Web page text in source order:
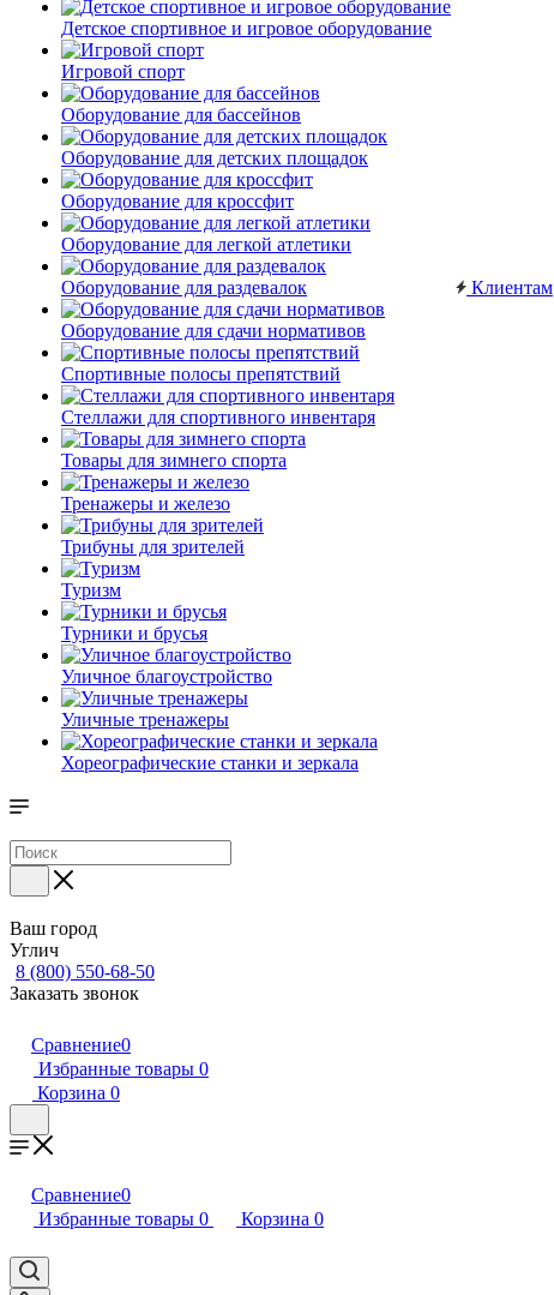
Детское спортивное и игровое оборудование
Игровой спорт
Оборудование для бассейнов
Оборудование для детских площадок
Оборудование для кроссфит
Оборудование для легкой атлетики
Оборудование для раздевалок
Оборудование для сдачи нормативов
Спортивные полосы препятствий
Стеллажи для спортивного инвентаря
Товары для зимнего спорта
Тренажеры и железо
Трибуны для зрителей
Туризм
Турники и брусья
Уличное благоустройство
Уличные тренажеры
Хореографические станки и зеркала
Клиентам
Ваш город
Углич
8 (800) 550-68-50
Заказать звонок
Сравнение0
Избранные товары 0
Корзина 0
Сравнение0
Избранные товары 0 Корзина 0